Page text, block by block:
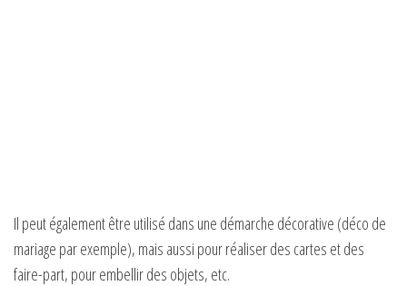
Il peut également être utilisé dans une démarche décorative (déco de
mariage par exemple), mais aussi pour réaliser des cartes et des
faire-part, pour embellir des objets, etc.